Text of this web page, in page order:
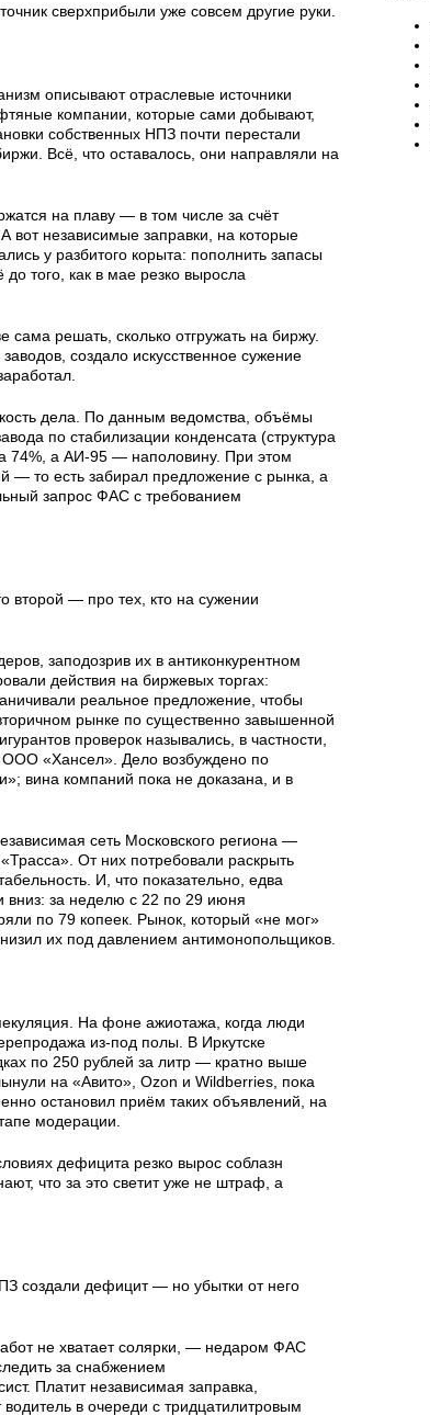
сверхприбыли уже совсем другие руки.
описывают отраслевые источники
компании, которые сами добывают,
собственных НПЗ почти перестали
Всё, что оставалось, они направляли на
на плаву — в том числе за счёт
вот независимые заправки, на которые
у разбитого корыта: пополнить запасы
того, как в мае резко выросла
решать, сколько отгружать на биржу.
создало искусственное сужение
дела. По данным ведомства, объёмы
по стабилизации конденсата (структура
74%, а АИ-95 — наполовину. При этом
— то есть забирал предложение с рынка, а
запрос ФАС с требованием
второй — про тех, кто на сужении
заподозрив их в антиконкурентном
действия на биржевых торгах:
реальное предложение, чтобы
рынке по существенно завышенной
проверок назывались, в частности,
«Хансел». Дело возбуждено по
вина компаний пока не доказана, и в
сеть Московского региона —
От них потребовали раскрыть
И, что показательно, едва
вниз: за неделю с 22 по 29 июня
по 79 копеек. Рынок, который «не мог»
их под давлением антимонопольщиков.
На фоне ажиотажа, когда люди
из-под полы. В Иркутске
по 250 рублей за литр — кратно выше
на «Авито», Ozon и Wildberries, пока
остановил приём таких объявлений, на
модерации.
дефицита резко вырос соблазн
что за это светит уже не штраф, а
создали дефицит — но убытки от него
не хватает солярки, — недаром ФАС
за снабжением
Платит независимая заправка,
в очереди с тридцатилитровым